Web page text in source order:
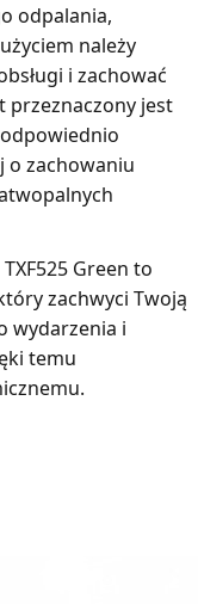
odpalania,
należy
i zachować
przeznaczony jest
o zachowaniu
Green to
zachwyci Twoją
wydarzenia i
temu